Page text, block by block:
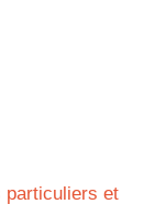
particuliers et